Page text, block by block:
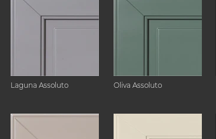
Laguna Assoluto Oliva Assoluto